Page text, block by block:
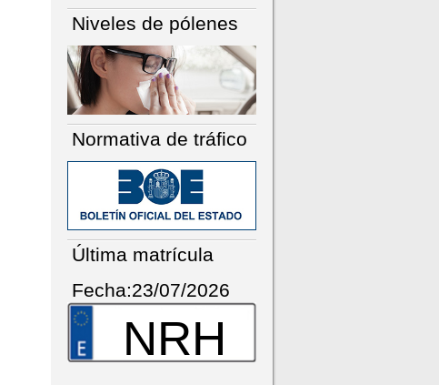
Niveles de pólenes
Normativa de tráfico
Última matrícula
Fecha:23/07/2026
NRH